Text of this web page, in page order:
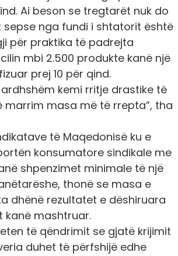
Ai beson se tregtarët nuk do
sepse nga fundi i shtatorit është
për praktika të padrejta
mbi 2.500 produkte kanë një
prej 10 për qind.
ardhshëm kemi rritje drastike të
marrim masa më të rrepta”, tha
të Maqedonisë ku e
konsumatore sindikale me
shpenzimet minimale të një
thonë se masa e
dhënë rezultatet e dëshiruara
kanë mashtruar.
të qëndrimit se gjatë krijimit
duhet të përfshijë edhe